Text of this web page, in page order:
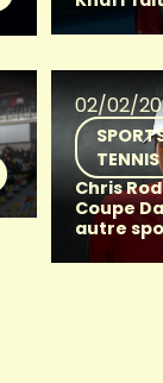
02/02/
TENNIS
Chris
Coupe
autre